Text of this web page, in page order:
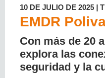
10 DE JULIO DE 2025 |
EMDR
Con más de 20
explora las
seguridad y la